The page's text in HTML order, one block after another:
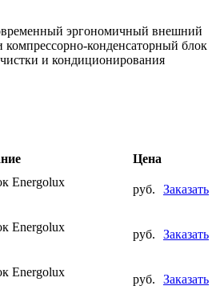
эргономичный внешний
компрессорно-конденсаторный блок
и кондиционирования
Цена
Energolux
руб. Заказать
Energolux
руб. Заказать
Energolux
руб. Заказать